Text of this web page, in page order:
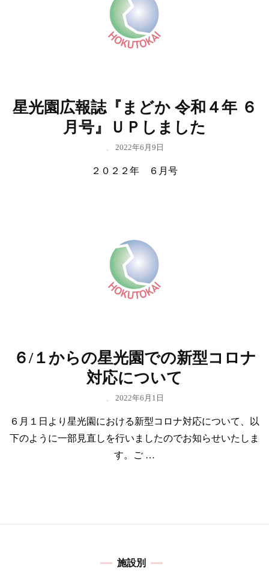
星光園広報誌『まどか 令和４年 ６
月号』ＵＰしました
2022年6月9日
２０２２年 ６月号
６/１からの星光園での新型コロナ
対応について
2022年6月1日
６月１日より星光園における新型コロナ対応について、以
下のように一部見直しを行いましたのでお知らせいたしま
す。ご …
施設別